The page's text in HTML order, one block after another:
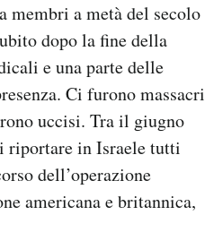
membri a metà del secolo
dopo la fine della
e una parte delle
Ci furono massacri
uccisi. Tra il giugno
riportare in Israele tutti
dell’operazione
americana e britannica,